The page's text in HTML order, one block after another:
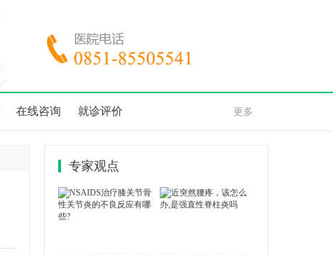
在线咨询 就诊评价 更多
专家观点